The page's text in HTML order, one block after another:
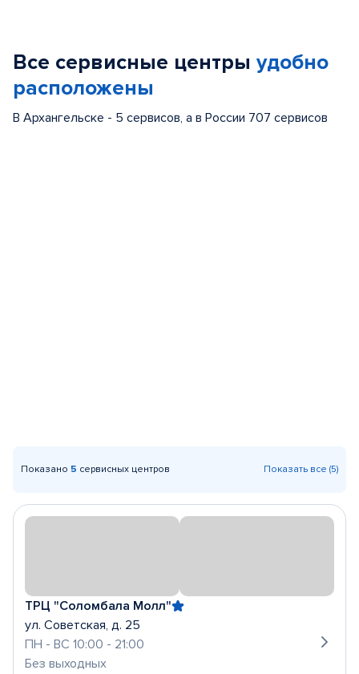
Все сервисные центры удобно
расположены
В Архангельске - 5 сервисов, а в России 707 сервисов
Показано 5 сервисных центров Показать все (5)
ТРЦ "Соломбала Молл"
ул. Советская, д. 25
ПН - ВС 10:00 - 21:00
Без выходных